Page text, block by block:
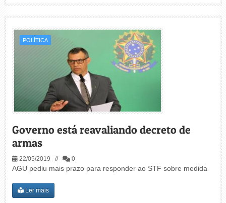
POLÍTICA
Governo está reavaliando decreto de
armas
22/05/2019 // 0
AGU pediu mais prazo para responder ao STF sobre medida
Ler mais